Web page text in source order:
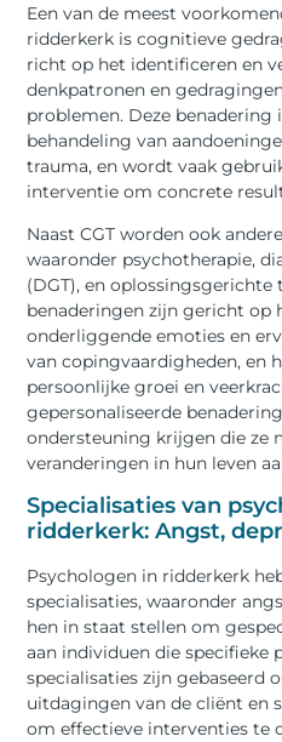
Een van de meest
ridderkerk is cognitieve
richt op het identificeren en
denkpatronen en
problemen. Deze benadering
behandeling van
trauma, en wordt vaak
interventie om concrete
Naast CGT worden ook
waaronder psychotherapie,
(DGT), en oplossingsgerichte
benaderingen zijn gericht op
onderliggende emoties en
van copingvaardigheden, en
persoonlijke groei en
gepersonaliseerde
ondersteuning krijgen die ze
veranderingen in hun leven
Specialisaties van
ridderkerk: Angst,
Psychologen in ridderkerk
specialisaties, waaronder
hen in staat stellen om
aan individuen die specifieke
specialisaties zijn gebaseerd
uitdagingen van de cliënt en
om effectieve interventies te